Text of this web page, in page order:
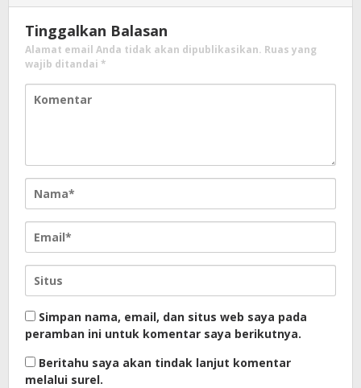
Tinggalkan Balasan
Alamat email Anda tidak akan dipublikasikan. Ruas yang
wajib ditandai *
Simpan nama, email, dan situs web saya pada
peramban ini untuk komentar saya berikutnya.
Beritahu saya akan tindak lanjut komentar
melalui surel.